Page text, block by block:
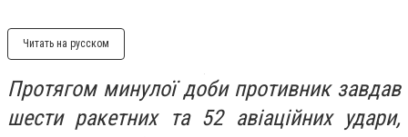
Читать на русском
Протягом минулої доби противник завдав
шести ракетних та 52 авіаційних удари,